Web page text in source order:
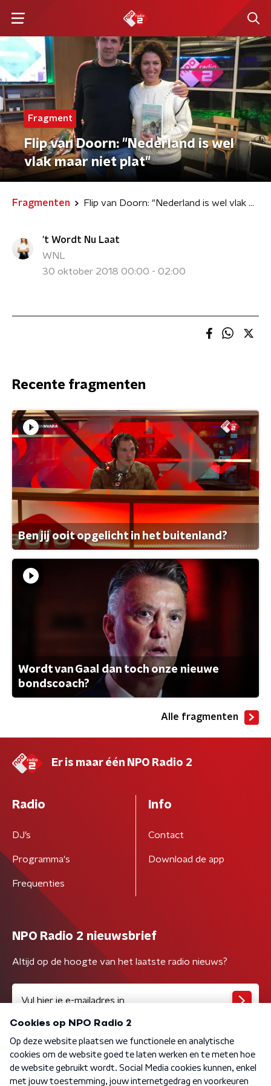
Fragment
Flip van Doorn: "Nederland is wel
vlak maar niet plat"
Fragmenten Flip van Doorn: "Nederland is wel vlak maar niet plat"
't Wordt Nu Laat
WNL
30 oktober 2018 00:00 - 02:00
Recente fragmenten
Ben jij ooit opgelicht in het buitenland?
Wordt van Gaal dan toch onze nieuwe
bondscoach?
Alle fragmenten
Er is maar één NPO Radio 2
Radio
DJ’s
Programma's
Frequenties
Info
Contact
Download de app
NPO Radio 2 nieuwsbrief
Altijd op de hoogte van het laatste radio nieuws?
Algemene voorwaarden